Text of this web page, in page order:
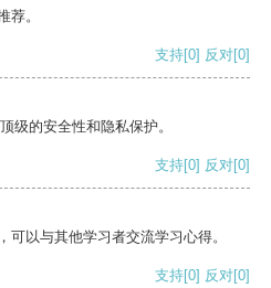
荐。
支持[0] 反对[0]
级的安全性和隐私保护。
支持[0] 反对[0]
以与其他学习者交流学习心得。
支持[0] 反对[0]